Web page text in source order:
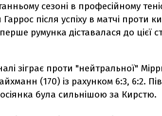
сезоні в професійному
після успіху в матчі проти
румунка діставалася до цієї
зіграє проти "нейтральної"
(170) із рахунком 6:3, 6:2.
була сильнішою за Кирстю.